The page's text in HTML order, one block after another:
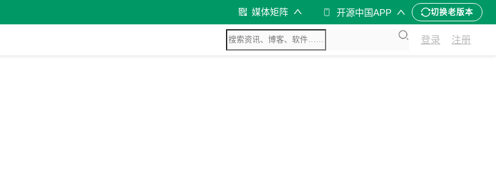
媒体矩阵 开源中国APP 切换老版本
登录 注册